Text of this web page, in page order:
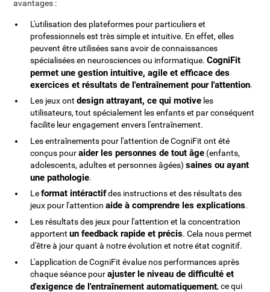
avantages :
L'utilisation des plateformes pour particuliers et
professionnels est très simple et intuitive. En effet, elles
peuvent être utilisées sans avoir de connaissances
spécialisées en neurosciences ou informatique.CogniFit
permet une gestion intuitive, agile et efficace des
exercices et résultats de l'entraînement pour l'attention.
Les jeux ontdesign attrayant, ce qui motive les
utilisateurs, tout spécialement les enfants et par conséquent
facilite leur engagement envers l'entraînement.
Les entraînements pour l'attention de CogniFit ont été
conçus pouraider les personnes de tout âge (enfants,
adolescents, adultes et personnes âgées)saines ou ayant
une pathologie.
Leformat intéractifdes instructions et des résultats des
jeux pour l'attentionaide à comprendre les explications.
Les résultats des jeux pour l'attention et la concentration
apportentun feedback rapide et précis. Cela nous permet
d'être à jour quant à notre évolution et notre état cognitif.
L'application de CogniFit évalue nos performances après
chaque séance pourajuster le niveau de difficulté et
d'exigence de l'entraînement automatiquement, ce qui